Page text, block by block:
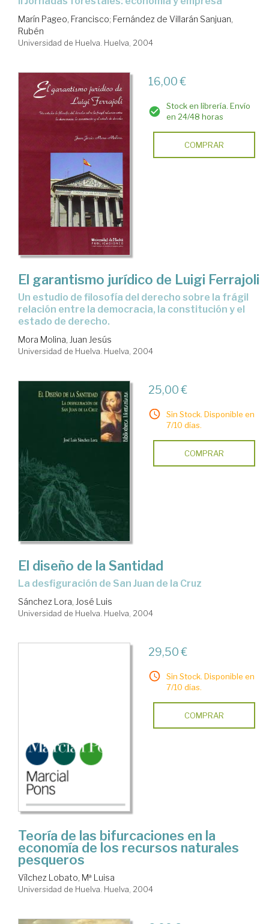
Marín Pageo, Francisco; Fernández de Villarán Sanjuan,
Rubén
Universidad de Huelva. Huelva, 2004
16,00 €
Stock en librería. Envío
en 24/48 horas
COMPRAR
El garantismo jurídico de Luigi Ferrajoli
un estudio de filosofía del derecho sobre la frágil
relación entre la democracia, la constitución y el
estado de derecho.
Mora Molina, Juan Jesús
Universidad de Huelva. Huelva, 2004
25,00 €
Sin Stock. Disponible en
7/10 días.
COMPRAR
El diseño de la Santidad
la desfiguración de San Juan de la Cruz
Sánchez Lora, José Luis
Universidad de Huelva. Huelva, 2004
29,50 €
Sin Stock. Disponible en
7/10 días.
COMPRAR
Teoría de las bifurcaciones en la
economía de los recursos naturales
pesqueros
Vílchez Lobato, Mª Luisa
Universidad de Huelva. Huelva, 2004